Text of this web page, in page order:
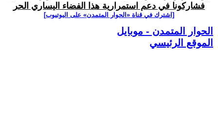
فشاركونا في دعم استمرارية هذا الفضاء اليساري الحر
[اشترك في قناة ‫«الحوار المتمدن» على اليوتيوب]
الحوار المتمدن - موبايل
الموقع الرئيسي